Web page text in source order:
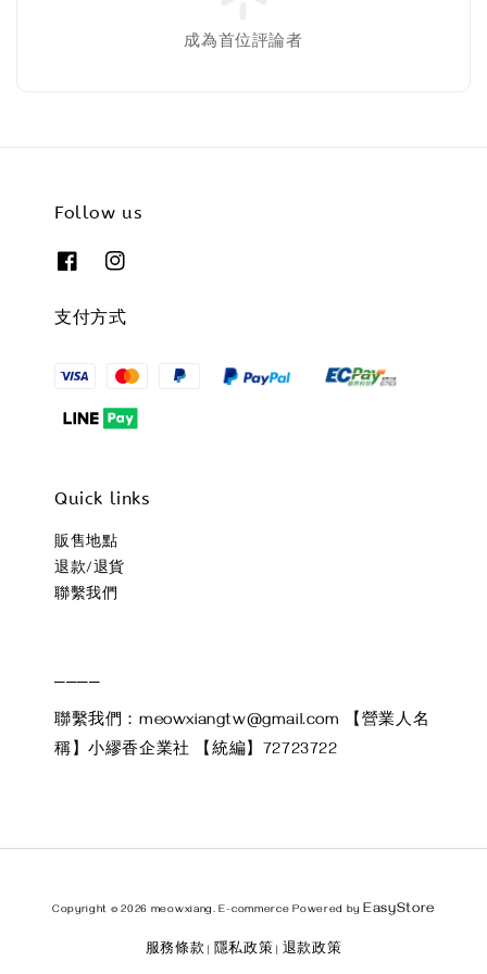
成為首位評論者
Follow us
支付方式
Quick links
販售地點
退款/退貨
聯繫我們
聯繫我們：meowxiangtw@gmail.com 【營業人名
稱】小繆香企業社 【統編】72723722
Copyright © 2026 meowxiang. E-commerce Powered by EasyStore
服務條款 隱私政策 退款政策